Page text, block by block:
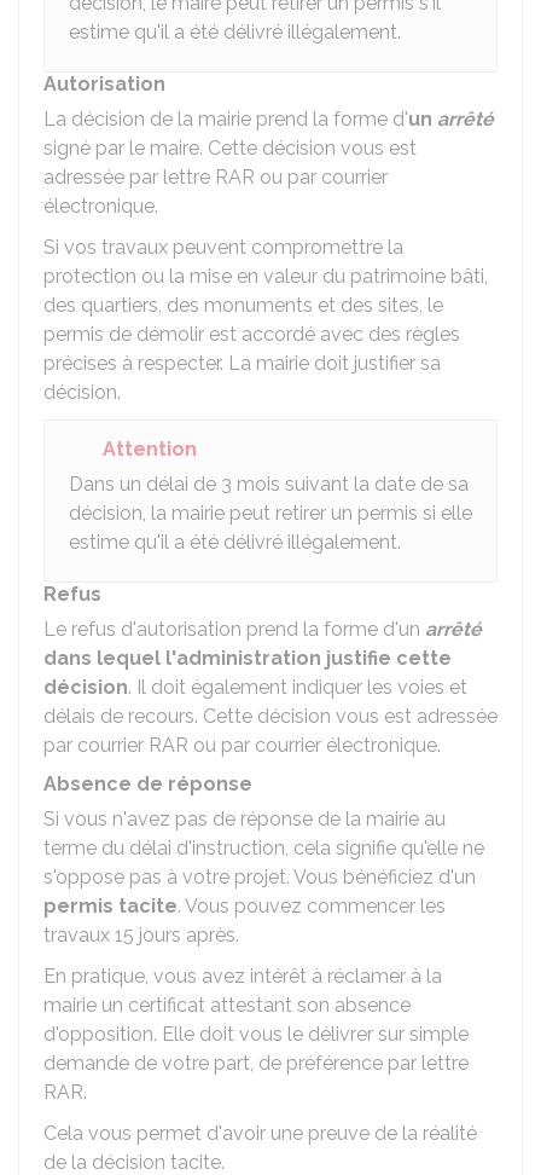
estime qu'il a été délivré illégalement.
Autorisation
La décision de la mairie prend la forme d'un arrêté
signé par le maire. Cette décision vous est
adressée par lettre RAR ou par courrier
électronique.
Si vos travaux peuvent compromettre la
protection ou la mise en valeur du patrimoine bâti,
des quartiers, des monuments et des sites, le
permis de démolir est accordé avec des règles
précises à respecter. La mairie doit justifier sa
décision.
Attention
Dans un délai de 3 mois suivant la date de sa
décision, la mairie peut retirer un permis si elle
estime qu'il a été délivré illégalement.
Refus
Le refus d'autorisation prend la forme d'un arrêté
dans lequel l'administration justifie cette
décision. Il doit également indiquer les voies et
délais de recours. Cette décision vous est adressée
par courrier RAR ou par courrier électronique.
Absence de réponse
Si vous n'avez pas de réponse de la mairie au
terme du délai d'instruction, cela signifie qu'elle ne
s'oppose pas à votre projet. Vous bénéficiez d'un
permis tacite. Vous pouvez commencer les
travaux 15 jours après.
En pratique, vous avez intérêt à réclamer à la
mairie un certificat attestant son absence
d'opposition. Elle doit vous le délivrer sur simple
demande de votre part, de préférence par lettre
RAR.
Cela vous permet d'avoir une preuve de la réalité
de la décision tacite.